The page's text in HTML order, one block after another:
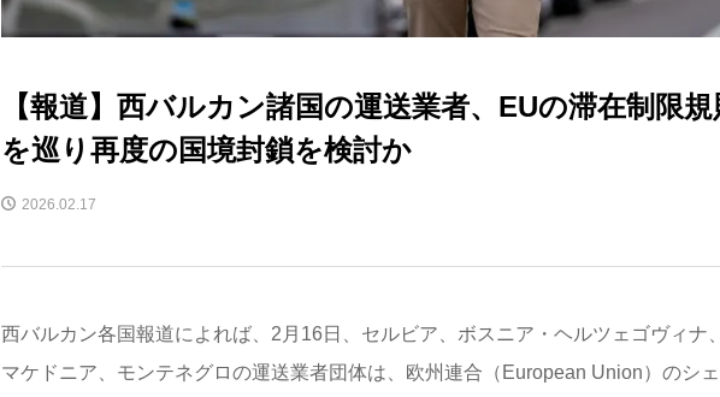
【報道】西バルカン諸国の運送業者、EUの滞在制限規
を巡り再度の国境封鎖を検討か
2026.02.17
西バルカン各国報道によれば、2月16日、セルビア、ボスニア・ヘルツェゴヴィナ
マケドニア、モンテネグロの運送業者団体は、欧州連合（European Union）のシ